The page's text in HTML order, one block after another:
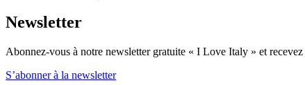
Newsletter
Abonnez-vous à notre newsletter gratuite « I Love Italy » et
S’abonner à la newsletter